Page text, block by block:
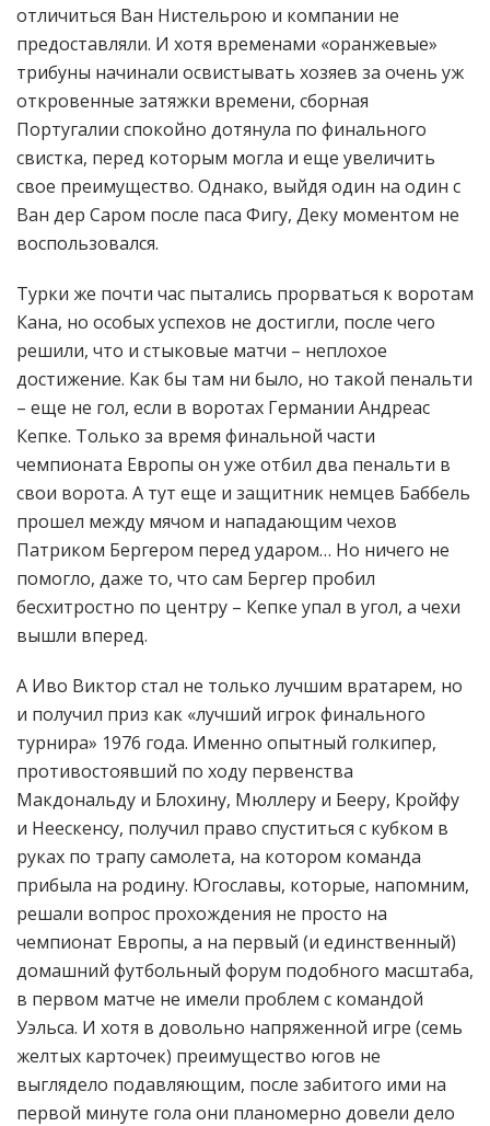
отличиться Ван Нистельрою и компании не
предоставляли. И хотя временами «оранжевые»
трибуны начинали освистывать хозяев за очень уж
откровенные затяжки времени, сборная
Португалии спокойно дотянула по финального
свистка, перед которым могла и еще увеличить
свое преимущество. Однако, выйдя один на один с
Ван дер Саром после паса Фигу, Деку моментом не
воспользовался.
Турки же почти час пытались прорваться к воротам
Кана, но особых успехов не достигли, после чего
решили, что и стыковые матчи – неплохое
достижение. Как бы там ни было, но такой пенальти
– еще не гол, если в воротах Германии Андреас
Кепке. Только за время финальной части
чемпионата Европы он уже отбил два пенальти в
свои ворота. А тут еще и защитник немцев Баббель
прошел между мячом и нападающим чехов
Патриком Бергером перед ударом… Но ничего не
помогло, даже то, что сам Бергер пробил
бесхитростно по центру – Кепке упал в угол, а чехи
вышли вперед.
А Иво Виктор стал не только лучшим вратарем, но
и получил приз как «лучший игрок финального
турнира» 1976 года. Именно опытный голкипер,
противостоявший по ходу первенства
Макдональду и Блохину, Мюллеру и Бееру, Кройфу
и Неескенсу, получил право спуститься с кубком в
руках по трапу самолета, на котором команда
прибыла на родину. Югославы, которые, напомним,
решали вопрос прохождения не просто на
чемпионат Европы, а на первый (и единственный)
домашний футбольный форум подобного масштаба,
в первом матче не имели проблем с командой
Уэльса. И хотя в довольно напряженной игре (семь
желтых карточек) преимущество югов не
выглядело подавляющим, после забитого ими на
первой минуте гола они планомерно довели дело